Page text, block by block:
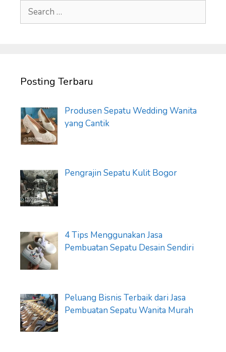
Search
for:
Posting Terbaru
Produsen Sepatu Wedding Wanita
yang Cantik
Pengrajin Sepatu Kulit Bogor
4 Tips Menggunakan Jasa
Pembuatan Sepatu Desain Sendiri
Peluang Bisnis Terbaik dari Jasa
Pembuatan Sepatu Wanita Murah